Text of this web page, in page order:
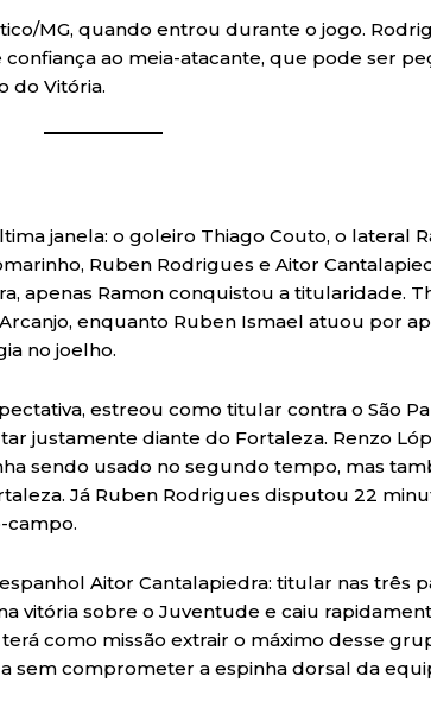
MG, quando entrou durante o jogo.
ao meia-atacante, que pode ser
do Vitória.
janela: o goleiro Thiago Couto, o lateral
Ruben Rodrigues e Aitor
apenas Ramon conquistou a titularidade.
enquanto Ruben Ismael atuou por
no joelho.
estreou como titular contra o São
justamente diante do Fortaleza. Renzo
sendo usado no segundo tempo, mas
Já Ruben Rodrigues disputou 22
campo.
Aitor Cantalapiedra: titular nas três
vitória sobre o Juventude e caiu
como missão extrair o máximo desse
sem comprometer a espinha dorsal da